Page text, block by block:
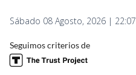
Sábado 08 Agosto, 2026 | 22:07
Seguimos criterios de